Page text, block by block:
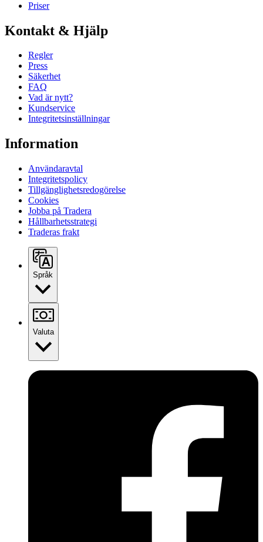
Priser
Kontakt & Hjälp
Regler
Press
Säkerhet
FAQ
Vad är nytt?
Kundservice
Integritetsinställningar
Information
Användaravtal
Integritetspolicy
Tillgänglighetsredogörelse
Cookies
Jobba på Tradera
Hållbarhetsstrategi
Traderas frakt
Språk
Valuta